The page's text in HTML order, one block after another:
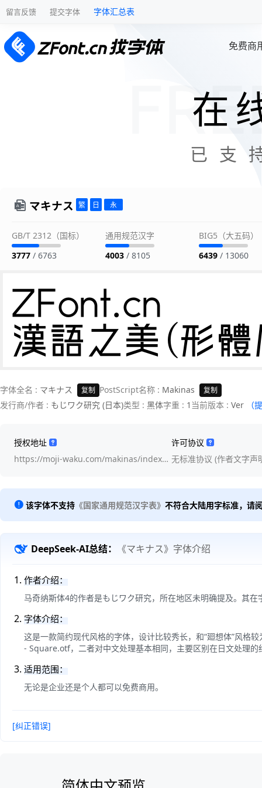
留言反馈 提交字体 字体汇总表
免费商
在
已支
マキナス
GB/T 2312（国标）
3777 / 6763
通用规范汉字
4003 / 8105
BIG5（大五码）
6439 / 13060
ZFont.cn
漢語之美(形
字体全名 : マキナス 复制 PostScript名称 : Makinas 复制
发行商/作者 : もじワク研究 (日本)类型 : 黑体字重 : 1 当前版本 : Ver （
授权地址
https://moji-waku.com/makinas/index…
许可协议
无标准协议 (作者文字声
该字体不支持 《国家通用规范汉字表》 不符合大陆用字标准，请
DeepSeek-AI总结： 《マキナス》字体介绍
作者介绍：
马奇纳斯体4的作者是もじワク研究，所在地区未明确提及。其
字体介绍：
这是一款简约现代风格的字体，设计比较秀长，和“廻想体”风
- Square.otf，二者对中文处理基本相同，主要区别在日文处理的
适用范围：
无论是企业还是个人都可以免费商用。
[纠正错误]